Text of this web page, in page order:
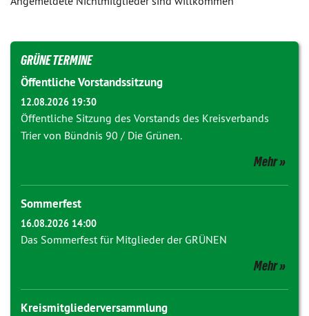
GRÜNE TERMINE
Öffentliche Vorstandssitzung
12.08.2026 19:30
Öffentliche Sitzung des Vorstands des Kreisverbands
Trier von Bündnis 90 / Die Grünen.
Mehr
Sommerfest
16.08.2026 14:00
Das Sommerfest für Mitglieder der GRÜNEN
Mehr
Kreismitgliederversammlung